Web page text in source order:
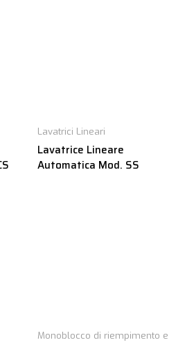
Lavatrici Lineari
Lavatrice Lineare
Automatica Mod. SS
Monoblocco di riempimento e